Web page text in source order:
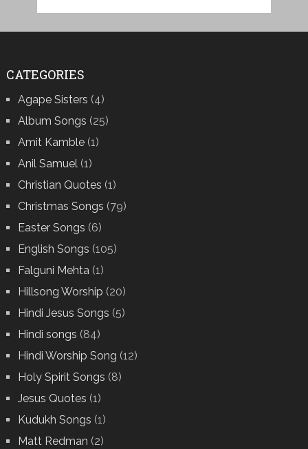
CATEGORIES
Agape Sisters (4)
Album Songs (25)
Amit Kamble(1)
Anil Samuel(1)
Christian Quotes (1)
Christmas Songs (79)
Easter Songs (6)
English Songs (105)
Falguni Mehta(1)
Hillsong Worship (20)
Hindi Jesus Songs (5)
Hindi songs (84)
Hindi Worship Song (12)
Holy Spirit Songs (8)
Jesus Quotes (1)
Kudukh Songs (1)
Matt Redman (2)